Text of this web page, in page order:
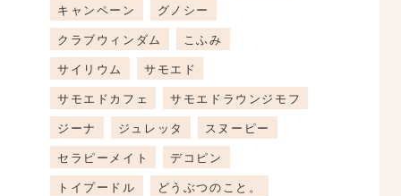
キャンペーン
グノシー
クラブウィンダム
こふみ
サイリウム
サモエド
サモエドカフェ
サモエドラウンジモフ
ジーナ
ジュレッタ
スヌーピー
セラピーメイト
デコピン
トイプードル
どうぶつのこと。